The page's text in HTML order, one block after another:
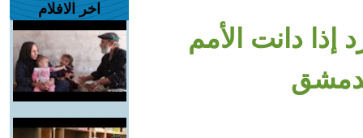
إذا دانت الأمم
اخر الافلام